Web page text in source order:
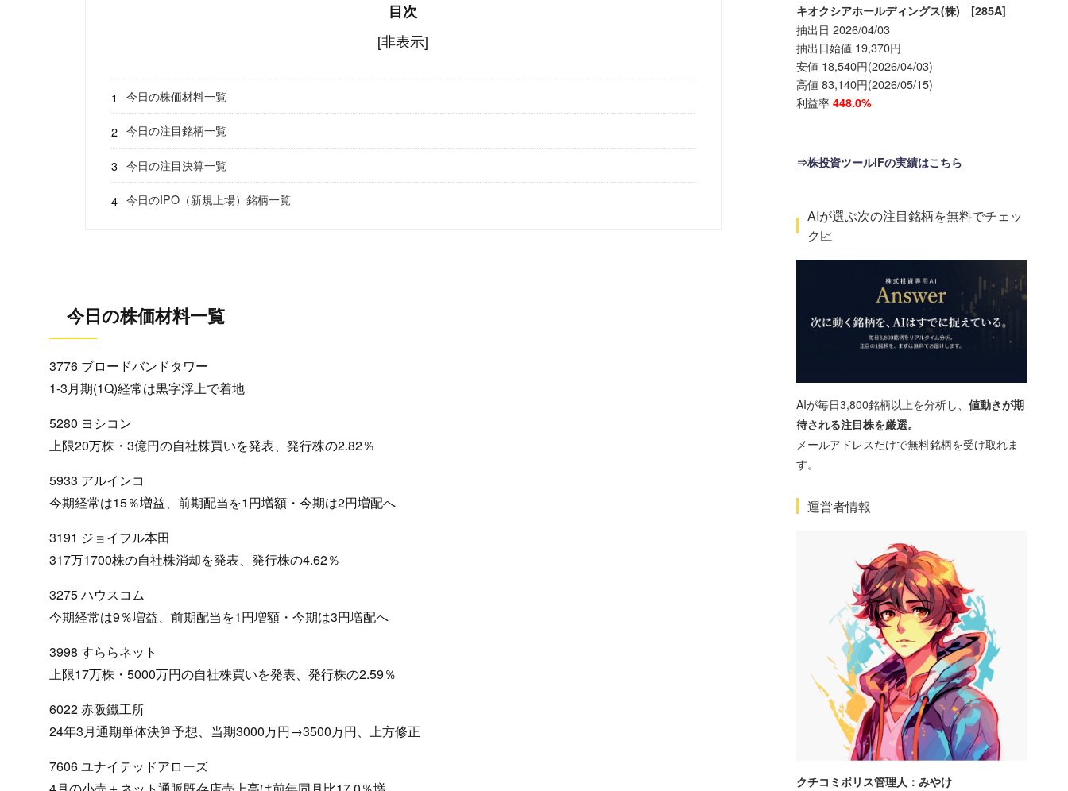
目次
[非表示]
今日の株価材料一覧
今日の注目銘柄一覧
今日の注目決算一覧
今日のIPO（新規上場）銘柄一覧
今日の株価材料一覧
3776 ブロードバンドタワー
1-3月期(1Q)経常は黒字浮上で着地
5280 ヨシコン
上限20万株・3億円の自社株買いを発表、発行株の2.82％
5933 アルインコ
今期経常は15％増益、前期配当を1円増額・今期は2円増配へ
3191 ジョイフル本田
317万1700株の自社株消却を発表、発行株の4.62％
3275 ハウスコム
今期経常は9％増益、前期配当を1円増額・今期は3円増配へ
3998 すららネット
上限17万株・5000万円の自社株買いを発表、発行株の2.59％
6022 赤阪鐵工所
24年3月通期単体決算予想、当期3000万円→3500万円、上方修正
7606 ユナイテッドアローズ
キオクシアホールディングス(株) [285A]
抽出日 2026/04/03
抽出日始値 19,370円
安値 18,540円(2026/04/03)
高値 83,140円(2026/05/15)
利益率 448.0%
⇒株投資ツールIFの実績はこちら
AIが選ぶ次の注目銘柄を無料でチェッ
ク📈
AIが毎日3,800銘柄以上を分析し、 値動きが期
待される注目株を厳選。
メールアドレスだけで無料銘柄を受け取れま
す。
運営者情報
クチコミポリス管理人：みやけ